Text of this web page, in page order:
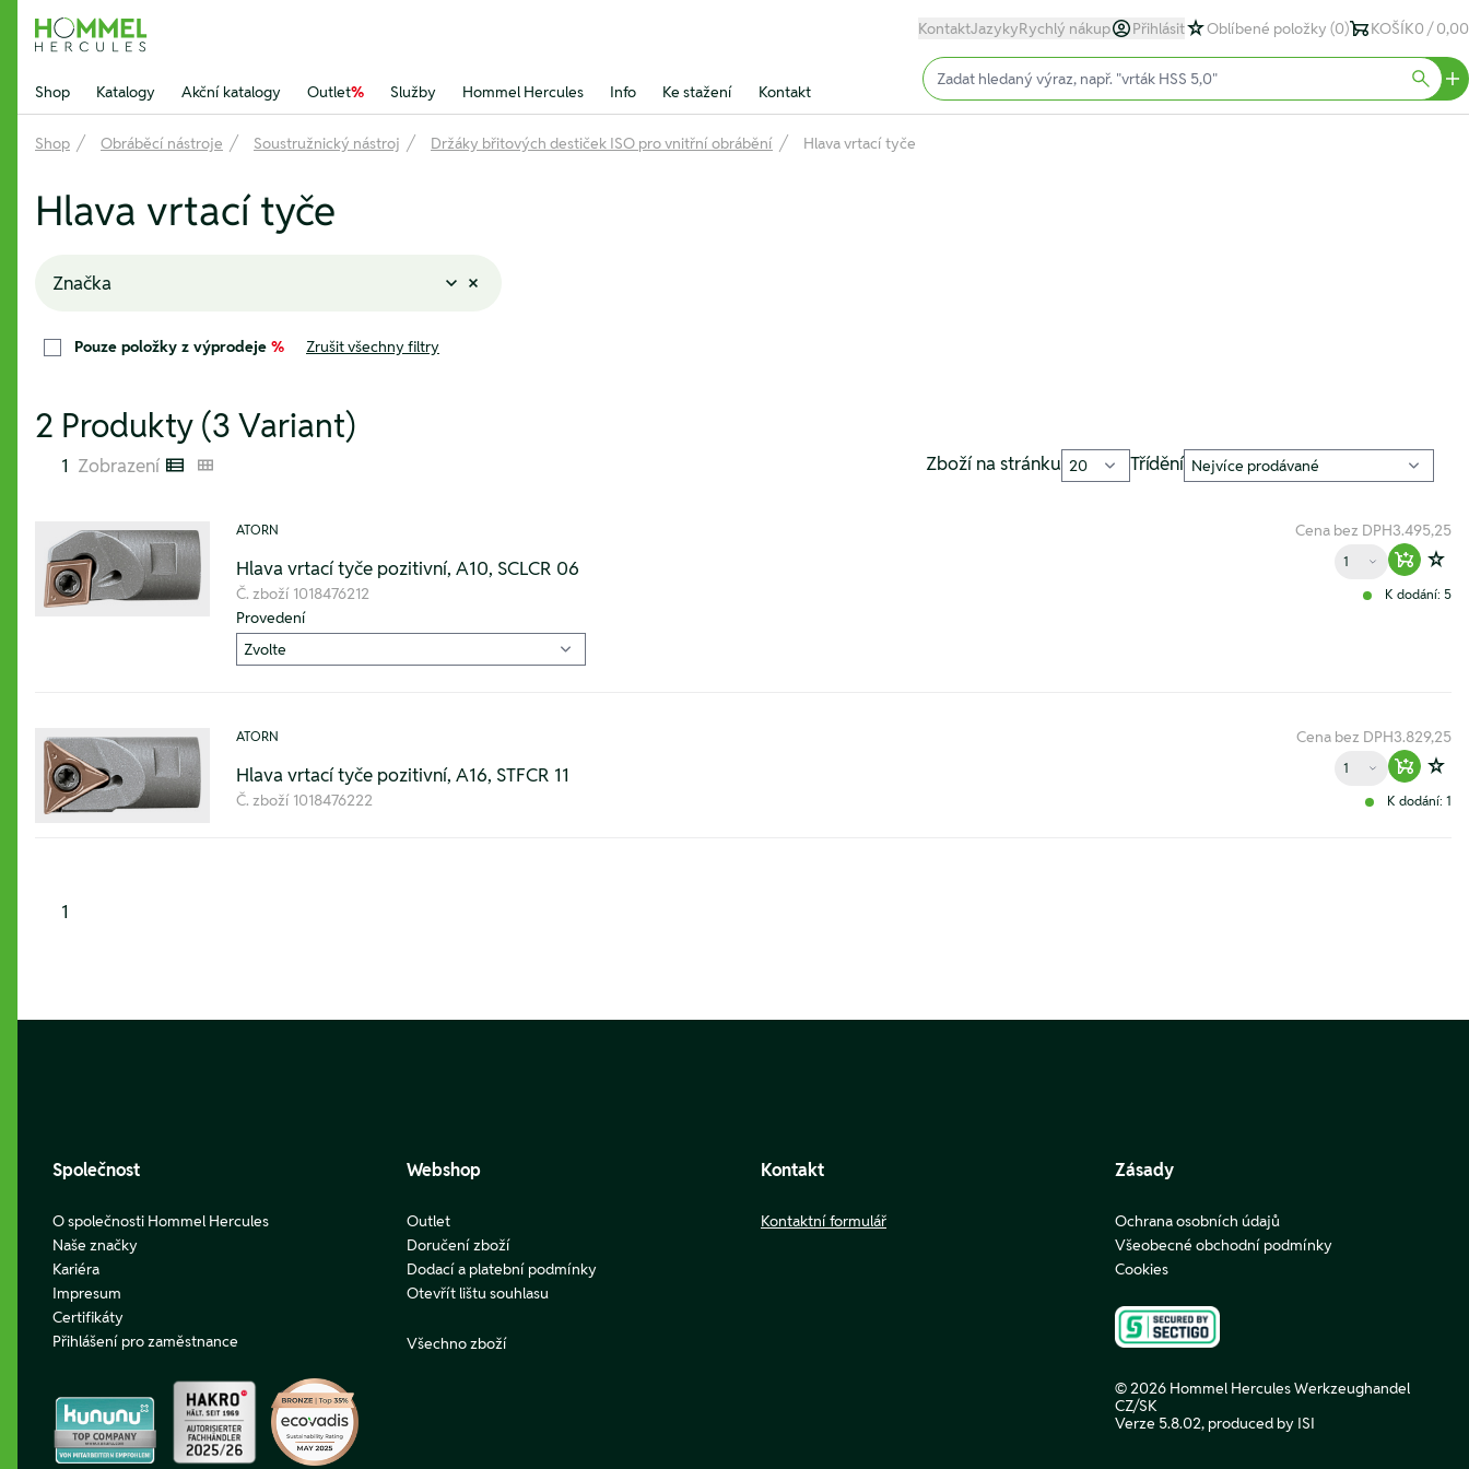
Hommel Hercules
KontaktJazykyRychlý nákup Přihlásit Oblíbené položky (0) KOŠÍK0 / 0,00
Shop Katalogy Akční katalogy Outlet% Služby Hommel Hercules Info Ke stažení Kontakt
Input (text)
Shop Obráběcí nástroje Soustružnický nástroj Držáky břitových destiček ISO pro vnitřní obrábění Hlava vrtací tyče
Hlava vrtací tyče
Značka
Pouze položky z výprodeje % Zrušit všechny filtry
2 Produkty (3 Variant)
1 Zobrazení Listenansicht
Kachelansicht Zboží na stránku Třídění
ATORN
Hlava vrtací tyče pozitivní, A10, SCLCR 06
Č. zboží 1018476212
Provedení
Cena bez DPH3.495,25
Množství
Zur
K dodání: 5
ATORN
Hlava vrtací tyče pozitivní, A16, STFCR 11
Č. zboží 1018476222
Cena bez DPH3.829,25
Množství
Zur
K dodání: 1
1
Společnost
O společnosti Hommel Hercules
Naše značky
Kariéra
Impresum
Certifikáty
Přihlášení pro zaměstnance
Webshop
Outlet
Doručení zboží
Dodací a platební podmínky
Otevřít lištu souhlasu
Všechno zboží
Kontakt
Kontaktní formulář
Zásady
Ochrana osobních údajů
Všeobecné obchodní podmínky
Cookies
© 2026 Hommel Hercules Werkzeughandel
CZ/SK
Verze 5.8.02, produced by ISI